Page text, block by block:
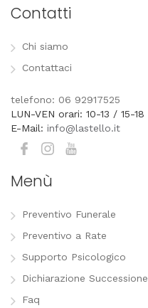
Contatti
Chi siamo
Contattaci
telefono: 06 92917525
LUN-VEN orari: 10-13 / 15-18
E-Mail: info@lastello.it
Menù
Preventivo Funerale
Preventivo a Rate
Supporto Psicologico
Dichiarazione Successione
Faq